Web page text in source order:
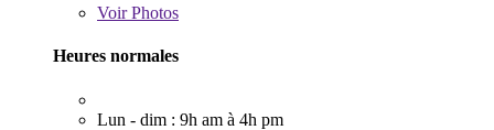
VoirPhotos
Heures normales
Lun - dim : 9h am à 4h pm